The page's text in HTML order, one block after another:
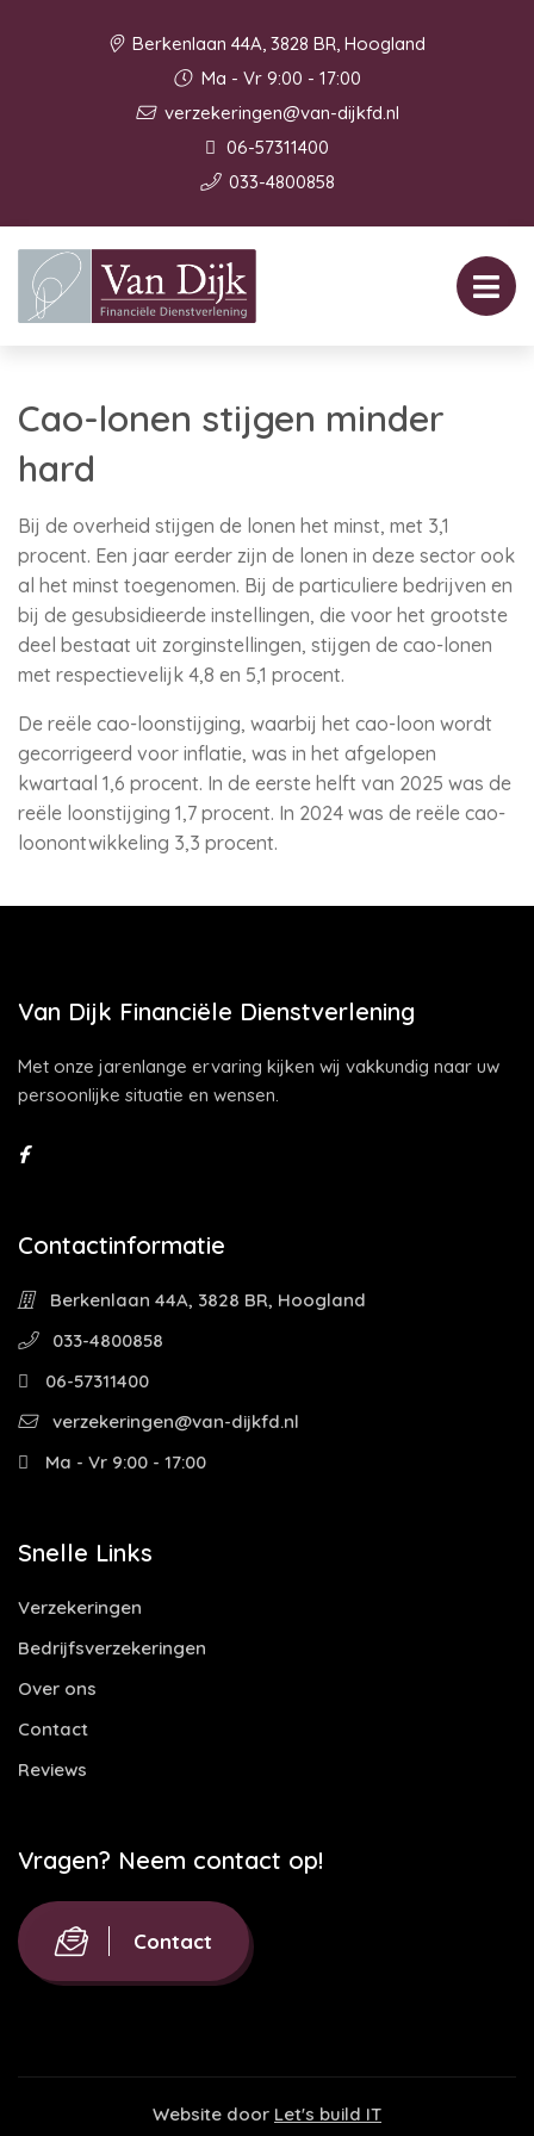
Berkenlaan 44A, 3828 BR, Hoogland
Ma - Vr 9:00 - 17:00
verzekeringen@van-dijkfd.nl
06-57311400
033-4800858
Cao-lonen stijgen minder
hard
Bij de overheid stijgen de lonen het minst, met 3,1
procent. Een jaar eerder zijn de lonen in deze sector ook
al het minst toegenomen. Bij de particuliere bedrijven en
bij de gesubsidieerde instellingen, die voor het grootste
deel bestaat uit zorginstellingen, stijgen de cao-lonen
met respectievelijk 4,8 en 5,1 procent.
De reële cao-loonstijging, waarbij het cao-loon wordt
gecorrigeerd voor inflatie, was in het afgelopen
kwartaal 1,6 procent. In de eerste helft van 2025 was de
reële loonstijging 1,7 procent. In 2024 was de reële cao-
loonontwikkeling 3,3 procent.
Van Dijk Financiële Dienstverlening
Met onze jarenlange ervaring kijken wij vakkundig naar uw
persoonlijke situatie en wensen.
Contactinformatie
Berkenlaan 44A, 3828 BR, Hoogland
033-4800858
06-57311400
verzekeringen@van-dijkfd.nl
Ma - Vr 9:00 - 17:00
Snelle Links
Verzekeringen
Bedrijfsverzekeringen
Over ons
Contact
Reviews
Vragen? Neem contact op!
Contact
Website door Let's build IT